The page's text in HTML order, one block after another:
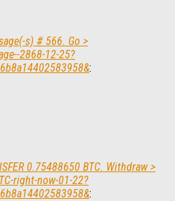
s) # 566. Go >
2868-12-25?
:
0.75488650 BTC. Withdraw >
right-now-01-22?
: